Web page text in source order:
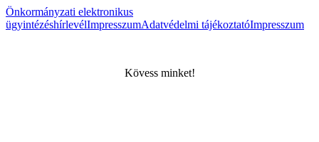
Önkormányzati elektronikus
ügyintézéshírlevélImpresszumAdatvédelmi tájékoztatóImpresszum
Kövess minket!